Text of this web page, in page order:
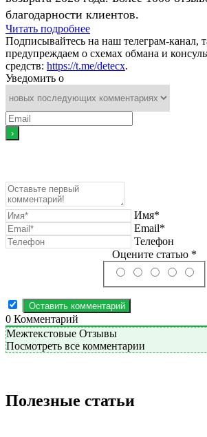
благодарности клиентов.
Читать подробнее
Подписывайтесь на наш телеграм-канал,
предупреждаем о схемах обмана и
средств: https://t.me/detecx.
Уведомить о
Имя*
Email*
Телефон
Оцените статью *
0 Комментарий
Межтекстовые Отзывы
Посмотреть все комментарии
Полезные статьи